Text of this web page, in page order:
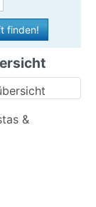
finden!
&